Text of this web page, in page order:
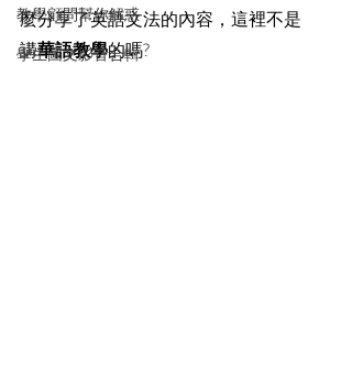
教學顧問幫你解惑
學生圖文影音合輯
麼分享了英語文法的內容，這裡不是
講華語教學的嗎?